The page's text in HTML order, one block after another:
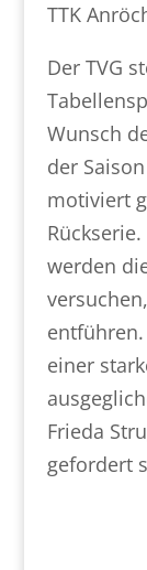
TTK
Der TVG
Wunsch
der
motiviert
werden
einer
Frieda
gefordert